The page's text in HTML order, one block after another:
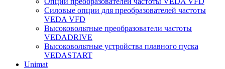
Силовые опции для преобразователей частоты
VEDA VFD
Высоковольтные преобразователи частоты
VEDADRIVE
Высоковольтные устройства плавного пуска
VEDASTART
Unimat